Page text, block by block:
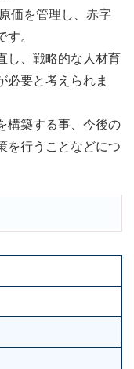
価を管理し、赤字
。
し、戦略的な人材育
必要と考えられま
構築する事、今後の
を行うことなどにつ